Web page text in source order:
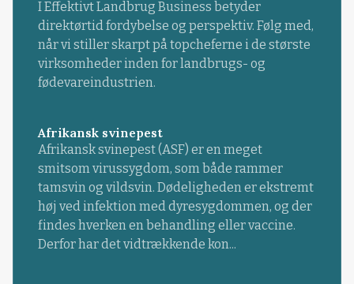
I Effektivt Landbrug Business betyder
direktørtid fordybelse og perspektiv. Følg med,
når vi stiller skarpt på topcheferne i de største
virksomheder inden for landbrugs- og
fødevareindustrien.
Afrikansk svinepest
Afrikansk svinepest (ASF) er en meget
smitsom virussygdom, som både rammer
tamsvin og vildsvin. Dødeligheden er ekstremt
høj ved infektion med dyresygdommen, og der
findes hverken en behandling eller vaccine.
Derfor har det vidtrækkende kon...